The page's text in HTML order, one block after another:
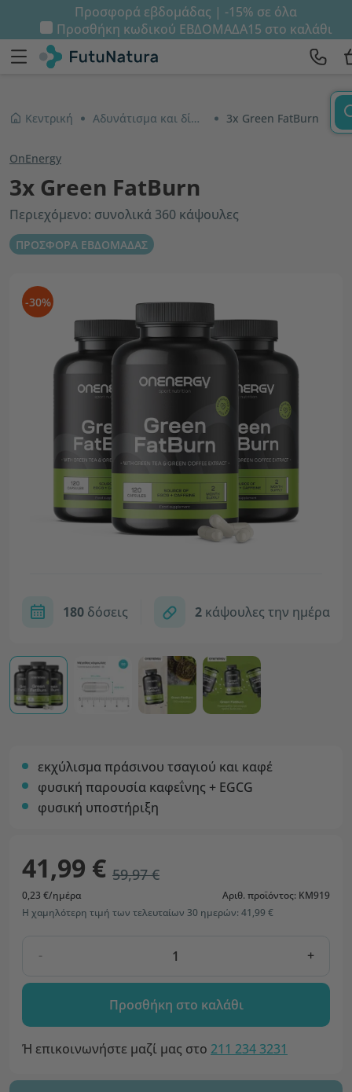
Προσφορά εβδομάδας | -15% σε όλα
Προσθήκη κωδικού ΕΒΔΟΜΑΔΑ15 στο καλάθι
Κεντρική Αδυνάτισμα και δίαιτα 3x Green FatBurn
OnEnergy
3x Green FatBurn
Περιεχόμενο: συνολικά 360 κάψουλες
ΠΡΟΣΦΟΡΑ ΕΒΔΟΜΑΔΑΣ
-30%
180 δόσεις 2 κάψουλες την ημέρα
εκχύλισμα πράσινου τσαγιού και καφέ
φυσική παρουσία καφεΐνης + EGCG
φυσική υποστήριξη
41,99 € 59,97 €
0,23 €/ημέρα
Αριθ. προϊόντος: KM919
Η χαμηλότερη τιμή των τελευταίων 30 ημερών: 41,99 €
- +
Προσθήκη στο καλάθι
Ή επικοινωνήστε μαζί μας στο 211 234 3231